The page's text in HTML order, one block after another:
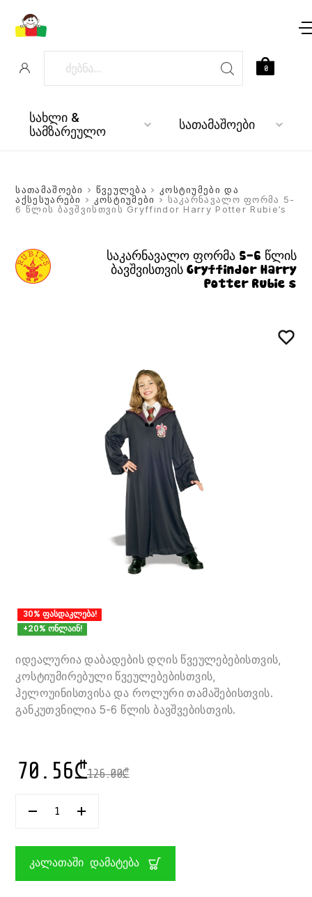
სახლი &
სამზარეულო სათამაშოები
0
სათამაშოები > წვეულება > კოსტიუმები და
აქსესუარები > კოსტიუმები > საკარნავალო ფორმა 5-
6 წლის ბავშვისთვის Gryffindor Harry Potter Rubie’s
საკარნავალო ფორმა 5-6 წლის
ბავშვისთვის Gryffindor Harry
Potter Rubie’s
30% ფასდაკლება!
+20% ონლაინ!
იდეალურია დაბადების დღის წვეულებებისთვის,
კოსტიუმირებული წვეულებებისთვის,
ჰელოუინისთვისა და როლური თამაშებისთვის.
განკუთვნილია 5-6 წლის ბავშვებისთვის.
126.00₾
70.56₾
ᲠᲐᲝᲓᲔᲜᲝᲑᲐ:
5-
ᲬᲚᲘᲡ
GRYFFINDOR
ᲙᲐᲚᲐᲗᲐᲨᲘ ᲓᲐᲛᲐᲢᲔᲑᲐ